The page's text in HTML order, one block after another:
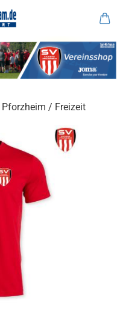
Pforzheim / Freizeit